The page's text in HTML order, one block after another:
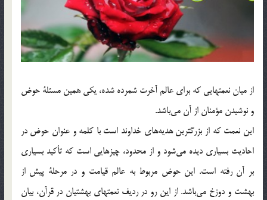
از ميان نعمتهايي كه براي عالم آخرت شمرده شده، يکي همين مسئلة حوض
و نوشيدن مؤمنان از آن مي‌باشد.
اين نعمت كه از بزرگترين هديه‌هاي خداوند است با كلمه و عنوان حوض در
احاديث بسياري ديده مي‌شود و از محدود، چيزهايي است كه تأكيد بسياري
بر آن رفته است. اين حوض مربوط به عالم قيامت و در مرحلة پيش از
بهشت و دوزخ مي‌باشد. از اين رو در رديف نعمتهاي بهشتيان در قرآن، بيان